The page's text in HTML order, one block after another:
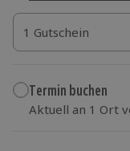
1 Gutschein
1 Gutschein
1 Gutschein
Termin buchen
Aktuell an 1 Ort